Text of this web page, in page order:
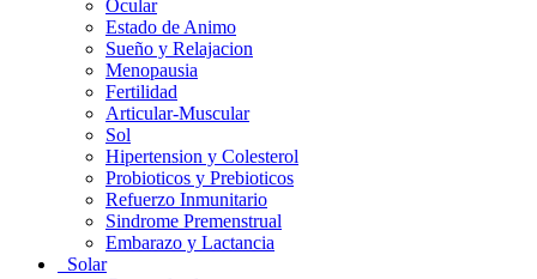
Ocular
Estado de Animo
Sueño y Relajacion
Menopausia
Fertilidad
Articular-Muscular
Sol
Hipertension y Colesterol
Probioticos y Prebioticos
Refuerzo Inmunitario
Sindrome Premenstrual
Embarazo y Lactancia
Solar